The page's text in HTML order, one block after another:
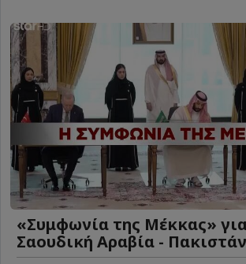
«Συμφωνία της Μέκκας»
Σαουδική Αραβία - Πακιστάν